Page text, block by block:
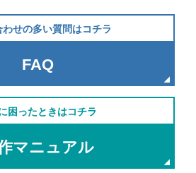
わせの多い質問はコチラ
FAQ
困ったときはコチラ
マニュアル